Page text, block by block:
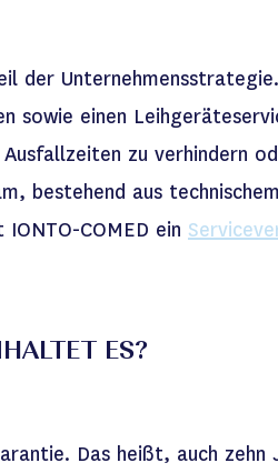
der
sowie einen
zu verhindern
bestehend aus technischem
COMED ein
ES?
Das heißt, auch zehn